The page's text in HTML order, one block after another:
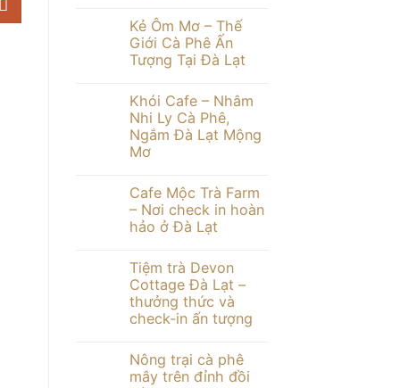
Lạt
tháng
3
chi
tiết
bình
luận
ở
JJu
적
인
순
간”
–
Khoảng
Mộng
Tại
Đà
Lạt
Kẻ Ôm Mơ – Thế
Giới Cà Phê Ấn
Tượng Tại Đà Lạt
bình
luận
ở
Kẻ
Ôm
Mơ
Giới
Phê
Ấn
Đà
Lạt
Khói Cafe – Nhâm
Nhi Ly Cà Phê,
Ngắm Đà Lạt Mộng
Mơ
bình
luận
Khói
Nhâm
Nhi
Ly
Cà
Phê,
Ngắm
Mộng
Mơ
Cafe Mộc Trà Farm
– Nơi check in hoàn
hảo ở Đà Lạt
bình
luận
ở
Cafe
Mộc
Trà
Nơi
check
in
Tiệm trà Devon
Cottage Đà Lạt –
thưởng thức và
check-in ấn tượng
bình
luận
ở
Nông trại cà phê
mây trên đỉnh đồi